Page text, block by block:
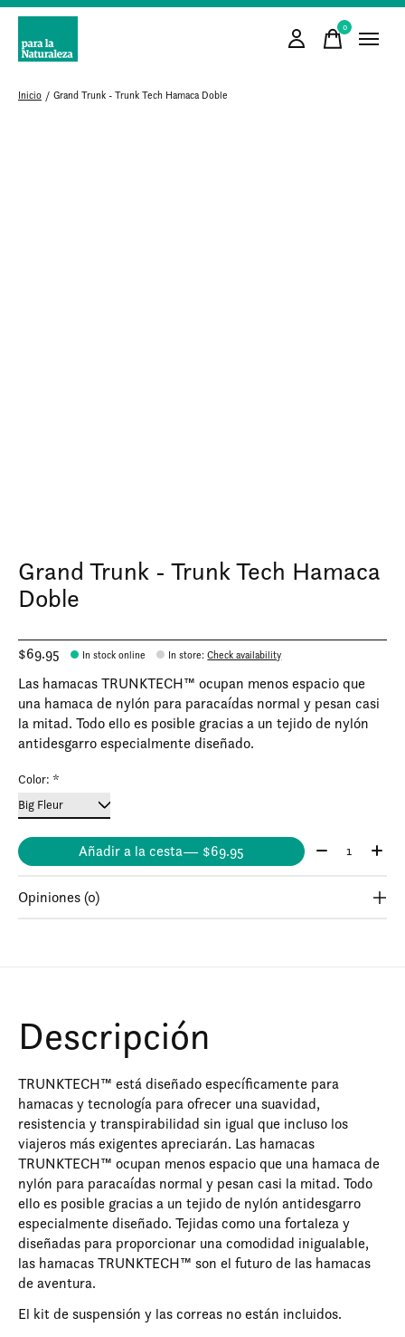
0items
Inicio / Grand Trunk - Trunk Tech Hamaca Doble
Grand Trunk - Trunk Tech Hamaca
Doble
$69.95 In stock online In store:Check availability
Las hamacas TRUNKTECH™ ocupan menos espacio que
una hamaca de nylón para paracaídas normal y pesan casi
la mitad. Todo ello es posible gracias a un tejido de nylón
antidesgarro especialmente diseñado.
Color: *
Añadir a la cesta — $69.95 Cantidad:
Opiniones (0)
Descripción
TRUNKTECH™ está diseñado específicamente para
hamacas y tecnología para ofrecer una suavidad,
resistencia y transpirabilidad sin igual que incluso los
viajeros más exigentes apreciarán. Las hamacas
TRUNKTECH™ ocupan menos espacio que una hamaca de
nylón para paracaídas normal y pesan casi la mitad. Todo
ello es posible gracias a un tejido de nylón antidesgarro
especialmente diseñado. Tejidas como una fortaleza y
diseñadas para proporcionar una comodidad inigualable,
las hamacas TRUNKTECH™ son el futuro de las hamacas
de aventura.
El kit de suspensión y las correas no están incluidos.